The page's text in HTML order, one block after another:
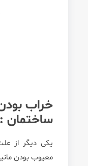
خراب
ساختمان :
یکی دیگر از
معیوب بودن